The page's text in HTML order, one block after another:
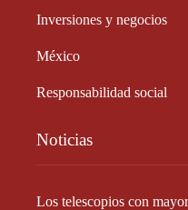
Inversiones y negocios
México
Responsabilidad social
Noticias
Los telescopios con